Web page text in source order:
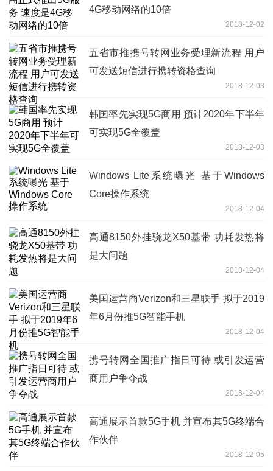
4G移动网络的10倍
2018-12-02
五省市推携号转网业务受理新流程 用户
可发送短信进行携转资格查询
2018-12-03
韩国率先实现5G商用 预计2020年下半年
可实现5G全覆盖
2018-12-03
Windows Lite系统曝光 基于Windows
Core操作系统
2018-12-04
高通8150外挂骁龙X50基带 功耗发热将
是大问题
2018-12-04
美国运营商Verizon和三星联手 拟于2019
年6月份推5G智能手机
2018-12-04
携号转网全国推广指日可待 或引发运营
商用户争夺战
2018-12-04
高通展示首款5G手机 并宣布其5G终端合
作伙伴
2018-12-05